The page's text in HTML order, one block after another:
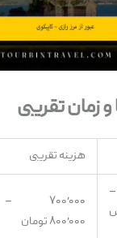
زمان تقریبی
هزینه تقریبی
۷۰۰٬۰۰۰ –
۸۰۰٬۰۰۰ تومان